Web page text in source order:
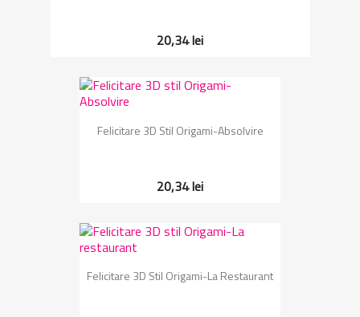
20,34 lei
Felicitare 3D Stil Origami-Absolvire
20,34 lei
Felicitare 3D Stil Origami-La Restaurant